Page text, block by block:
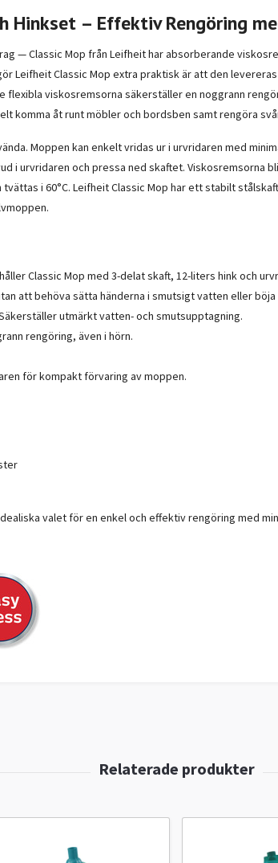
Hinkset – Effektiv Rengöring
— Classic Mop från Leifheit har absorberande
Leifheit Classic Mop extra praktisk är att den
flexibla viskosremsorna säkerställer en noggrann
komma åt runt möbler och bordsben samt rengöra
Moppen kan enkelt vridas ur i urvridaren med
i urvridaren och pressa ned skaftet. Viskosremsorna
i 60°C. Leifheit Classic Mop har ett stabilt
Classic Mop med 3-delat skaft, 12-liters hink och
att behöva sätta händerna i smutsigt vatten eller böja
utmärkt vatten- och smutsupptagning.
rengöring, även i hörn.
för kompakt förvaring av moppen.
valet för en enkel och effektiv rengöring med